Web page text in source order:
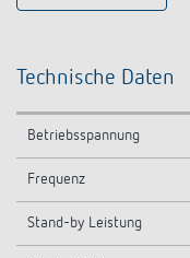
Technische Daten
Betriebsspannung
Frequenz
Stand-by Leistung